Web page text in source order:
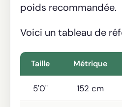
poids recommandée.
Voici un tableau de
Taille Métrique
5'0" 152 cm